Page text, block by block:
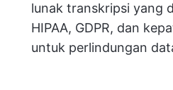
lunak transkripsi yang
HIPAA, GDPR, dan
untuk perlindungan